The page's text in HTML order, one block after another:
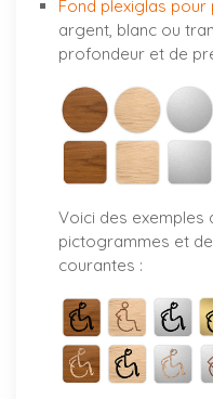
Fond plexiglas
argent, blanc ou
profondeur et de
Voici des exemples
pictogrammes et
courantes :